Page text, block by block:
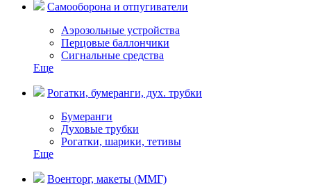
Самооборона и отпугиватели
Аэрозольные устройства
Перцовые баллончики
Сигнальные средства
Еще
Рогатки, бумеранги, дух. трубки
Бумеранги
Духовые трубки
Рогатки, шарики, тетивы
Еще
Военторг, макеты (ММГ)